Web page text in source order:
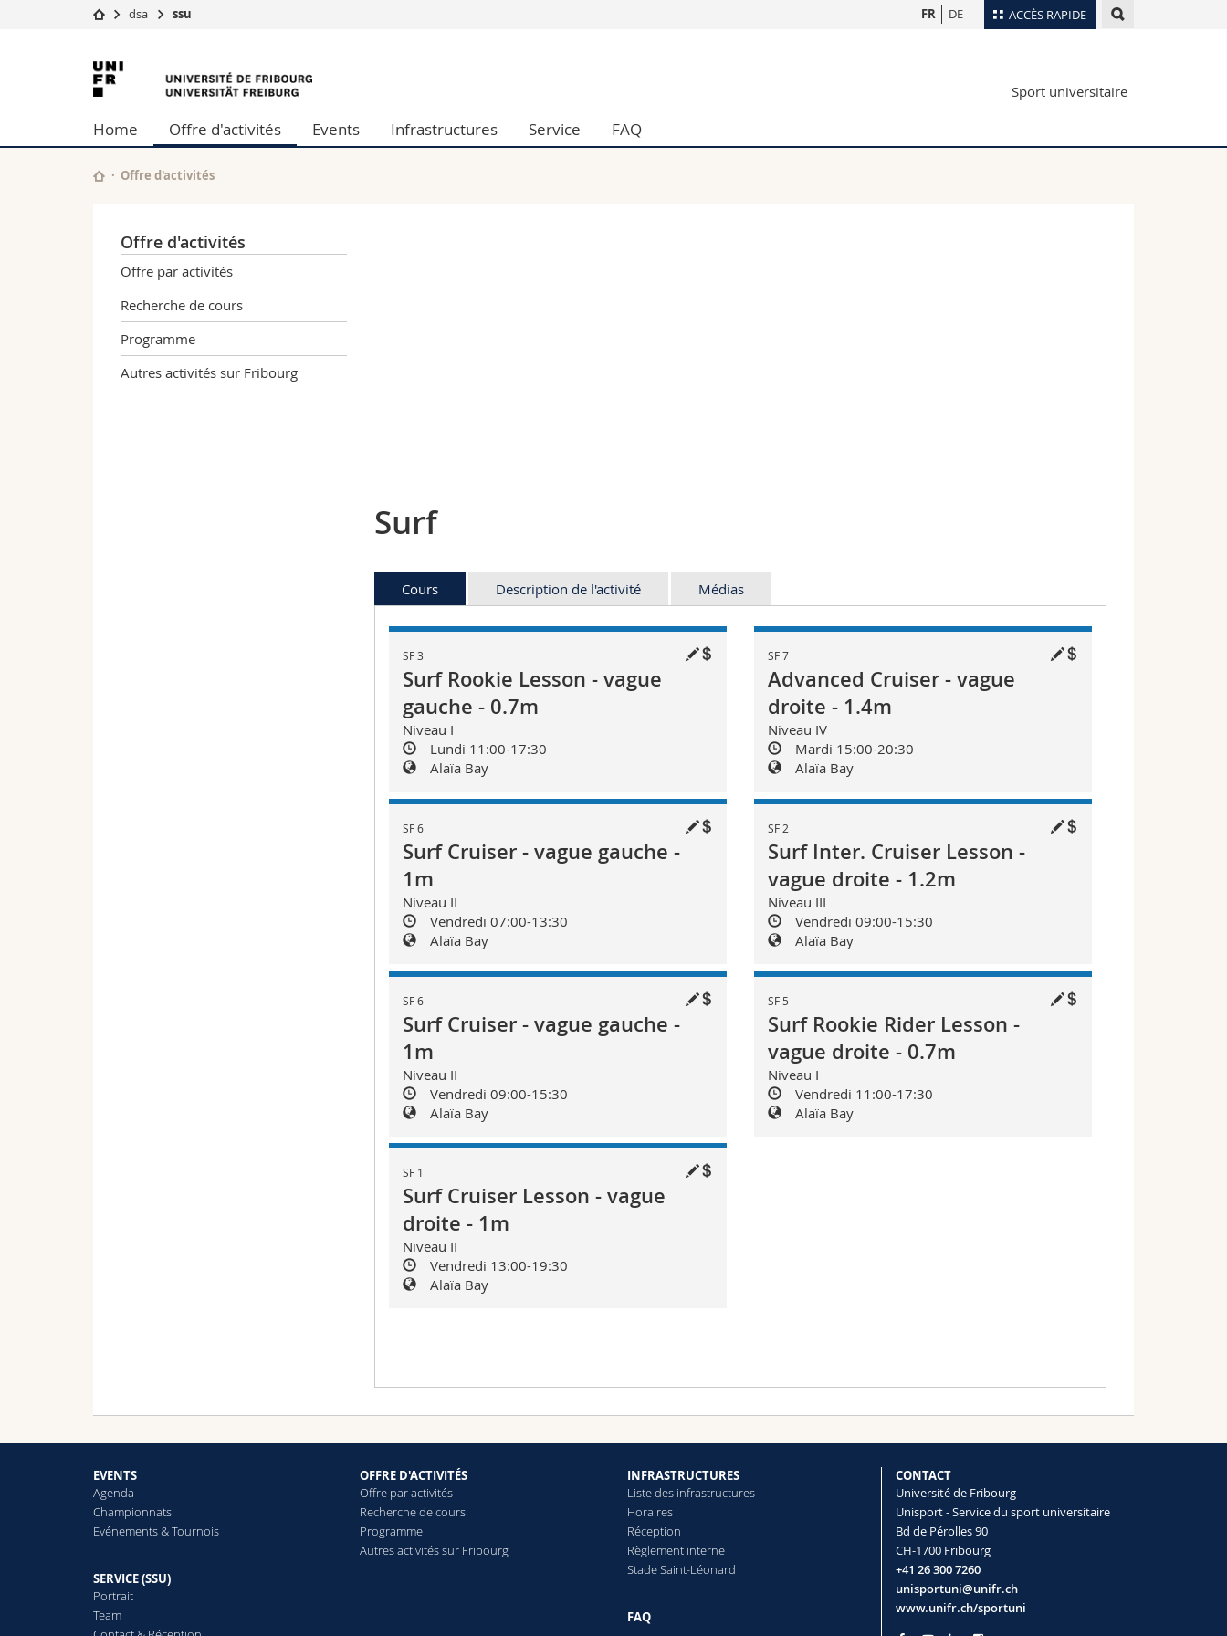
ACCÈS RAPIDE
Université
Recherche
Université
Formation continue
Sciences économiques et sociales et management
Lettres et sciences humaines
Chercheurs
Plan d'accès
Webmail
FR DE
dsa ssu
Université
de
Fribourg
Sport universitaire
Home Offre d'activités Events Infrastructures Service FAQ
Offre d'activités
Offre d'activités
Offre par activités
Recherche de cours
Programme
Autres activités sur Fribourg
Surf
Cours Description de l'activité Médias
SF 3
Surf Rookie Lesson - vague
gauche - 0.7m
Niveau I
Lundi 11:00-17:30
Alaïa Bay
SF 7
Advanced Cruiser - vague
droite - 1.4m
Niveau IV
Mardi 15:00-20:30
Alaïa Bay
SF 6
Surf Cruiser - vague gauche -
1m
Niveau II
Vendredi 07:00-13:30
Alaïa Bay
SF 2
Surf Inter. Cruiser Lesson -
vague droite - 1.2m
Niveau III
Vendredi 09:00-15:30
Alaïa Bay
SF 6
Surf Cruiser - vague gauche -
1m
Niveau II
Vendredi 09:00-15:30
Alaïa Bay
SF 5
Surf Rookie Rider Lesson -
vague droite - 0.7m
Niveau I
Vendredi 11:00-17:30
Alaïa Bay
SF 1
Surf Cruiser Lesson - vague
droite - 1m
Niveau II
Vendredi 13:00-19:30
Alaïa Bay
Vidéos
EVENTS
Agenda
Championnats
Evénements & Tournois
SERVICE (SSU)
Portrait
Team
OFFRE D'ACTIVITÉS
Offre par activités
Recherche de cours
Programme
Autres activités sur Fribourg
INFRASTRUCTURES
Liste des infrastructures
Horaires
Réception
Règlement interne
Stade Saint-Léonard
FAQ
CONTACT
Université de Fribourg
Unisport - Service du sport universitaire
Bd de Pérolles 90
CH-1700 Fribourg
+41 26 300 7260
unisportuni@unifr.ch
www.unifr.ch/sportuni